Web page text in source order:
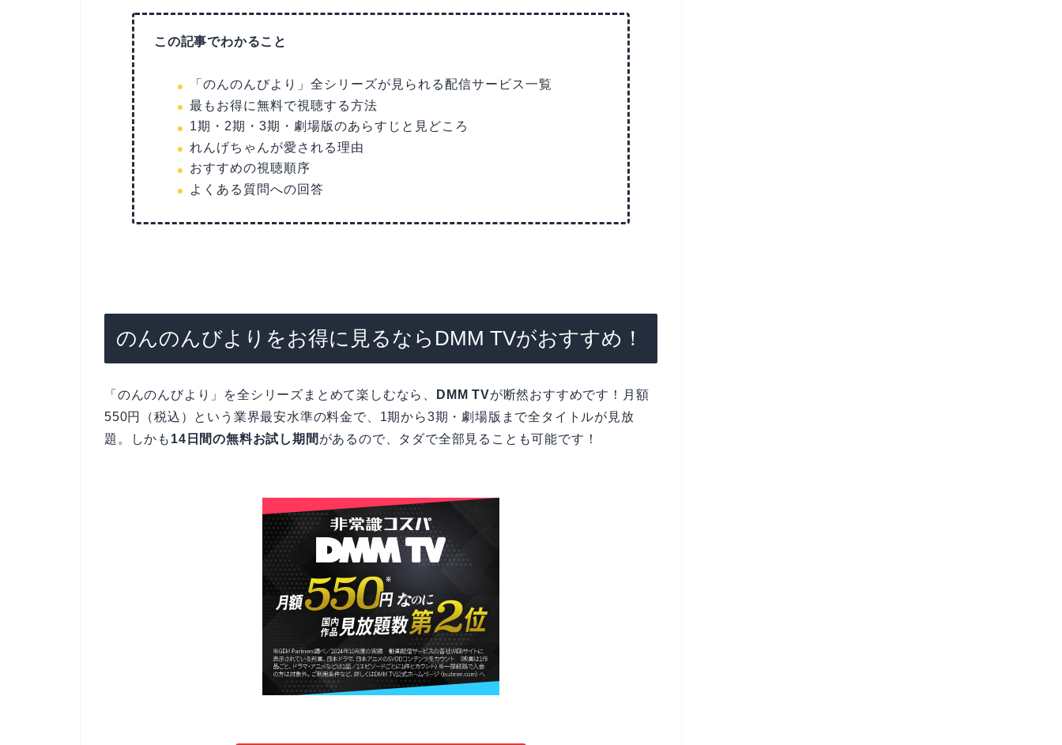
この記事でわかること
「のんのんびより」全シリーズが見られる配信サービス一覧
最もお得に無料で視聴する方法
1期・2期・3期・劇場版のあらすじと見どころ
れんげちゃんが愛される理由
おすすめの視聴順序
よくある質問への回答
のんのんびよりをお得に見るならDMM TVがおすすめ！
「のんのんびより」を全シリーズまとめて楽しむなら、 DMM TVが断然おすすめです！月額
550円（税込）という業界最安水準の料金で、1期から3期・劇場版まで全タイトルが見放
題。しかも 14日間の無料お試し期間 があるので、タダで全部見ることも可能です！